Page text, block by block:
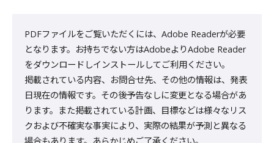
PDFファイルをご覧いただくには、Adobe Readerが必要
となります。お持ちでない方はAdobeよりAdobe Reader
をダウンロードしインストールしてご利用ください。
掲載されている内容、お問合せ先、その他の情報は、発表
日現在の情報です。その後予告なしに変更となる場合があ
ります。また掲載されている計画、目標などは様々なリス
クおよび不確実な事実により、実際の結果が予測と異なる